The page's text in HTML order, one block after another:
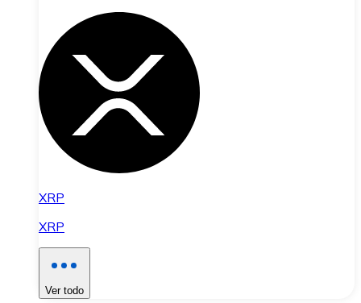
XRP
XRP
Ver todo